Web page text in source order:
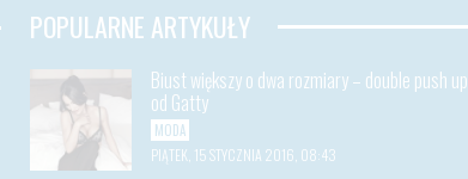
POPULARNE ARTYKUŁY
Biust większy o dwa rozmiary – double push up
od Gatty
MODA
PIĄTEK, 15 STYCZNIA 2016, 08:43